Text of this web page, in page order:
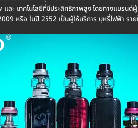
ละ เทคโนโลยีที่มีประสิทธิภาพสูง โดยทางแบรน
หรือ ในปี 2552 เป็นผู้ให้บริการ บุหรี่ไฟฟ้า รา